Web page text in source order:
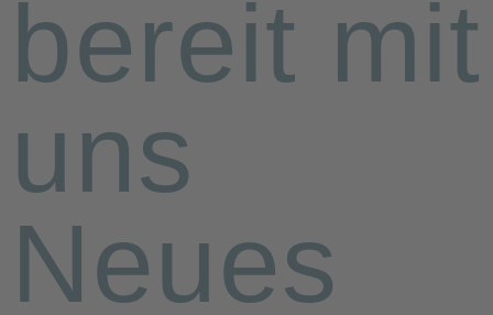
bereit mit
uns
Neues